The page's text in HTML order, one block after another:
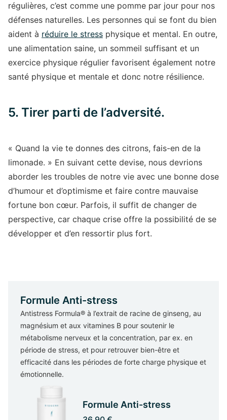
régulières, c’est comme une pomme par jour pour nos
défenses naturelles. Les personnes qui se font du bien
aident à réduire le stress physique et mental. En outre,
une alimentation saine, un sommeil suffisant et un
exercice physique régulier favorisent également notre
santé physique et mentale et donc notre résilience.
5. Tirer parti de l’adversité.
« Quand la vie te donnes des citrons, fais-en de la
limonade. » En suivant cette devise, nous devrions
aborder les troubles de notre vie avec une bonne dose
d’humour et d’optimisme et faire contre mauvaise
fortune bon cœur. Parfois, il suffit de changer de
perspective, car chaque crise offre la possibilité de se
développer et d’en ressortir plus fort.
Formule Anti-stress
Antistress Formula® à l’extrait de racine de ginseng, au
magnésium et aux vitamines B pour soutenir le
métabolisme nerveux et la concentration, par ex. en
période de stress, et pour retrouver bien-être et
efficacité dans les périodes de forte charge physique et
émotionnelle.
Formule Anti-stress